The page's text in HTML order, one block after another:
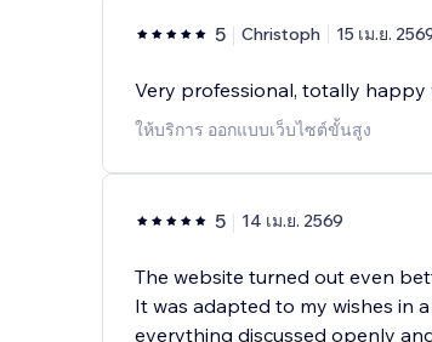
5 Christoph 15 เม.ย.
Very professional, totally happy
ให้บริการ ออกแบบเว็บไซต์ขั้นสูง
5 14 เม.ย. 2569
The website turned out even
It was adapted to my wishes in
everything discussed openly